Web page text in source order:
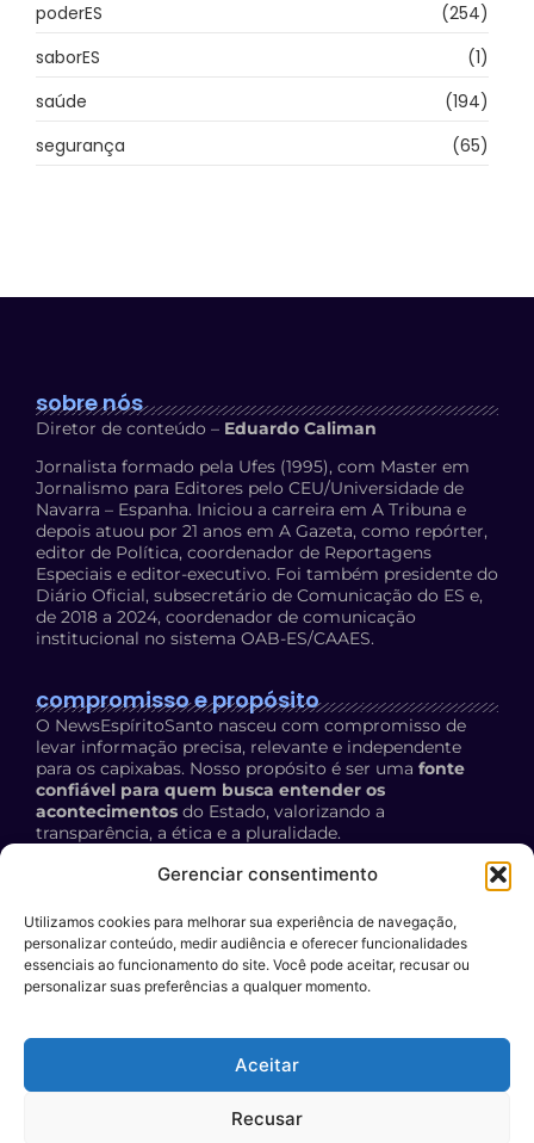
Gerenciar consentimento
Utilizamos cookies para melhorar sua experiência de navegação,
personalizar conteúdo, medir audiência e oferecer funcionalidades
essenciais ao funcionamento do site. Você pode aceitar, recusar ou
personalizar suas preferências a qualquer momento.
Aceitar
Recusar
poderES
(254)
saborES
(1)
saúde
(194)
segurança
(65)
sobre nós
Diretor de conteúdo – Eduardo Caliman
Jornalista formado pela Ufes (1995), com Master em
Jornalismo para Editores pelo CEU/Universidade de
Navarra – Espanha. Iniciou a carreira em A Tribuna e
depois atuou por 21 anos em A Gazeta, como repórter,
editor de Política, coordenador de Reportagens
Especiais e editor-executivo. Foi também presidente do
Diário Oficial, subsecretário de Comunicação do ES e,
de 2018 a 2024, coordenador de comunicação
institucional no sistema OAB-ES/CAAES.
compromisso e propósito
O NewsEspíritoSanto nasceu com compromisso de
levar informação precisa, relevante e independente
para os capixabas. Nosso propósito é ser uma fonte
confiável para quem busca entender os
acontecimentos do Estado, valorizando a
transparência, a ética e a pluralidade.
Política de Privacidade: acesse aqui
contato
E-mail:
contato@newsespiritosanto.com.br
WhatsApp:
Participe do conteúdo do News ES